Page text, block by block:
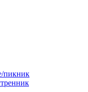
пикник